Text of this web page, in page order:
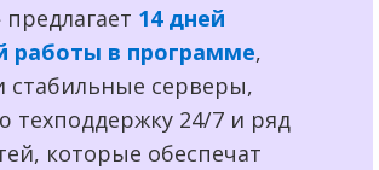
14 дней
работы в программе,
стабильные серверы,
техподдержку 24/7 и ряд
которые обеспечат